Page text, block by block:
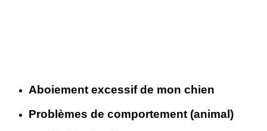
Aboiement excessif de mon chien
Problèmes de comportement (animal)